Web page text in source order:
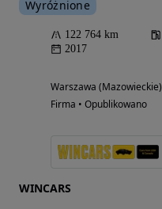
Wyróżnione
122 764 km
2017
Warszawa (Mazowieckie)
Firma • Opublikowano
WINCARS